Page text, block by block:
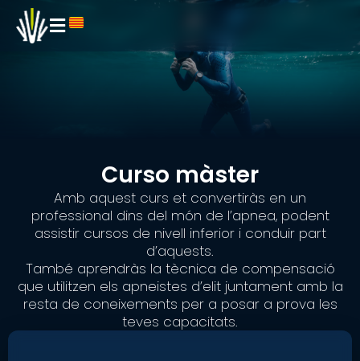
Curso màster
Amb aquest curs et convertiràs en un
professional dins del món de l’apnea, podent
assistir cursos de nivell inferior i conduir part
d’aquests.
També aprendràs la tècnica de compensació
que utilitzen els apneistes d’elit juntament amb la
resta de coneixements per a posar a prova les
teves capacitats.